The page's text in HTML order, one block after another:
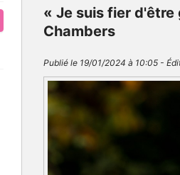
« Je suis fier
Chambers
Publié le 19/01/2024 à 10:05 -